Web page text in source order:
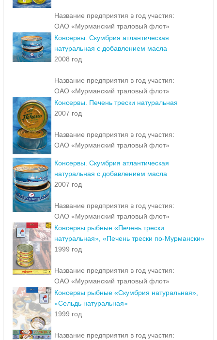
Название предприятия в год участия:
ОАО «Мурманский траловый флот»
Консервы. Скумбрия атлантическая
натуральная с добавлением масла
2008 год
Название предприятия в год участия:
ОАО «Мурманский траловый флот»
Консервы. Печень трески натуральная
2007 год
Название предприятия в год участия:
ОАО «Мурманский траловый флот»
Консервы. Скумбрия атлантическая
натуральная с добавлением масла
2007 год
Название предприятия в год участия:
ОАО «Мурманский траловый флот»
Консервы рыбные «Печень трески
натуральная», «Печень трески по-Мурмански»
1999 год
Название предприятия в год участия:
ОАО «Мурманский траловый флот»
Консервы рыбные «Скумбрия натуральная»,
«Сельдь натуральная»
1999 год
Название предприятия в год участия: